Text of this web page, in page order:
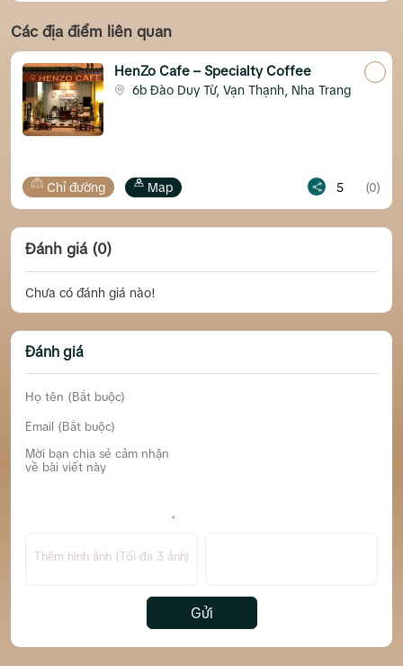
Các địa điểm liên quan
HenZo Cafe – Specialty Coffee
6b Đào Duy Từ, Vạn Thạnh, Nha Trang
đường Map (0) Chỉ
Đánh giá (0)
Chưa có đánh giá nào!
Đánh giá
Thêm hình ảnh (Tối đa 3 ảnh)
Gửi